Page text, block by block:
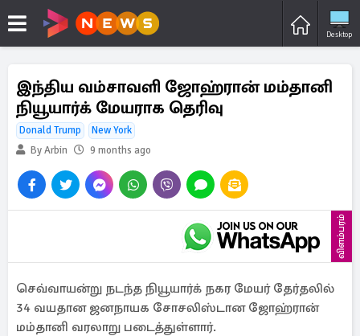
Desktop
இந்திய வம்சாவளி ஜோஹ்ரான் மம்தானி
நியூயார்க் மேயராக தெரிவு
Donald Trump
New York
By Arbin
9 months ago
விளம்பரம்
செவ்வாயன்று நடந்த நியூயார்க் நகர மேயர் தேர்தலில்
34 வயதான ஜனநாயக சோசலிஸ்டான ஜோஹ்ரான்
மம்தானி வரலாறு படைத்துள்ளார்.